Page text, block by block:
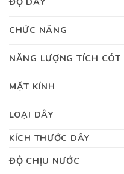
CHỨC NĂNG
NĂNG LƯỢNG TÍCH CÓT
MẶT KÍNH
LOẠI DÂY
KÍCH THƯỚC DÂY
ĐỘ CHỊU NƯỚC